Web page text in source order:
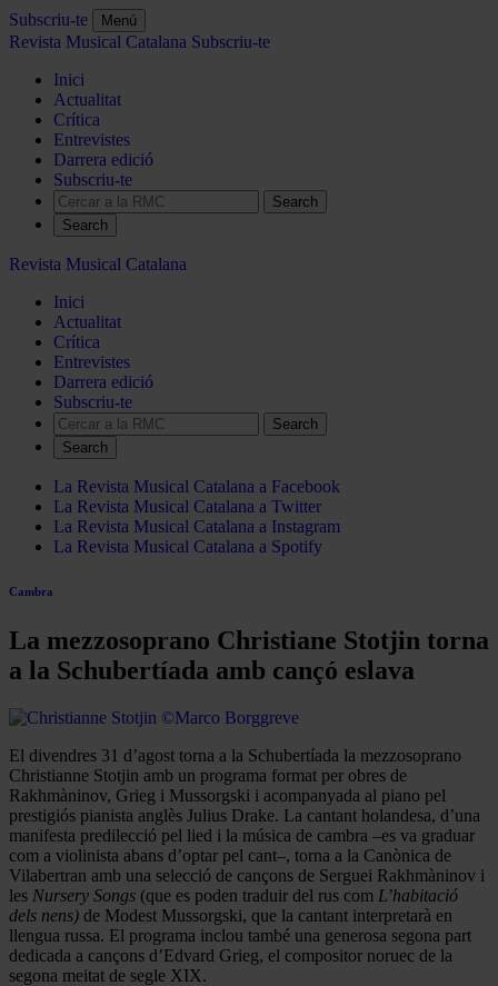
Subscriu-te Menú
Revista Musical Catalana Subscriu-te
Inici
Actualitat
Crítica
Entrevistes
Darrera edició
Subscriu-te
Search
Revista Musical Catalana
Inici
Actualitat
Crítica
Entrevistes
Darrera edició
Subscriu-te
Search
La Revista Musical Catalana a Facebook
La Revista Musical Catalana a Twitter
La Revista Musical Catalana a Instagram
La Revista Musical Catalana a Spotify
Cambra
La mezzosoprano Christiane Stotjin torna
a la Schubertíada amb cançó eslava
El divendres 31 d’agost torna a la Schubertíada la mezzosoprano
Christianne Stotjin amb un programa format per obres de
Rakhmàninov, Grieg i Mussorgski i acompanyada al piano pel
prestigiós pianista anglès Julius Drake. La cantant holandesa, d’una
manifesta predilecció pel lied i la música de cambra –es va graduar
com a violinista abans d’optar pel cant–, torna a la Canònica de
Vilabertran amb una selecció de cançons de Serguei Rakhmàninov i
les Nursery Songs (que es poden traduir del rus com L’habitació
dels nens) de Modest Mussorgski, que la cantant interpretarà en
llengua russa. El programa inclou també una generosa segona part
dedicada a cançons d’Edvard Grieg, el compositor noruec de la
segona meitat de segle XIX.